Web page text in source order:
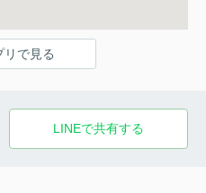
リで見る
LINEで共有する